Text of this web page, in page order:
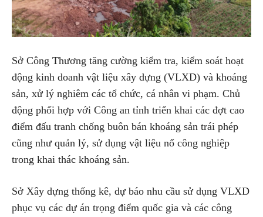
Sở Công Thương tăng cường kiểm tra, kiểm soát hoạt
động kinh doanh vật liệu xây dựng (VLXD) và khoáng
sản, xử lý nghiêm các tổ chức, cá nhân vi phạm. Chủ
động phối hợp với Công an tỉnh triển khai các đợt cao
điểm đấu tranh chống buôn bán khoáng sản trái phép
cũng như quản lý, sử dụng vật liệu nổ công nghiệp
trong khai thác khoáng sản.
Sở Xây dựng thống kê, dự báo nhu cầu sử dụng VLXD
phục vụ các dự án trọng điểm quốc gia và các công